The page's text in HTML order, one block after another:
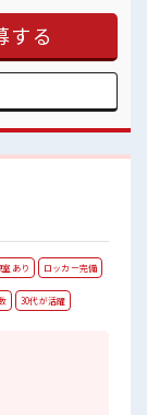
書をもとに点
に参加。【取
カメラやディス
大丈夫♪ 経験は
働ける≫ 場合に
れば髪型や髪色自
あるので、 毎日
場！ キバツ過ぎ
大事にできます
切替もできちゃ
する
室あり ロッカー完備
30代が活躍